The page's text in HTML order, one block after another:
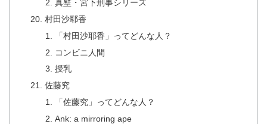
真壁・宮下刑事シリーズ
村田沙耶香
「村田沙耶香」ってどんな人？
コンビニ人間
授乳
佐藤究
「佐藤究」ってどんな人？
Ank: a mirroring ape